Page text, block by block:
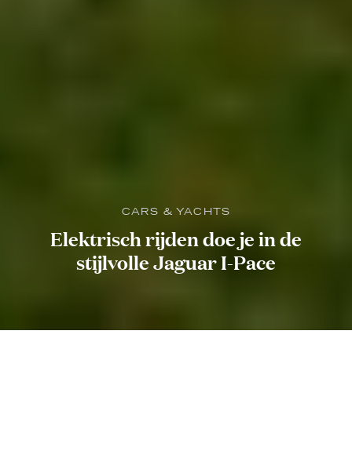
CARS & YACHTS
Elektrisch rijden doe je in de
stijlvolle Jaguar I-Pace